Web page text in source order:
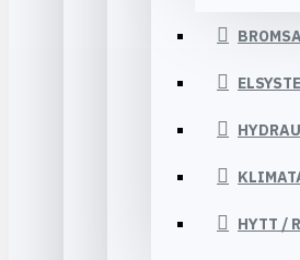
HYTT /